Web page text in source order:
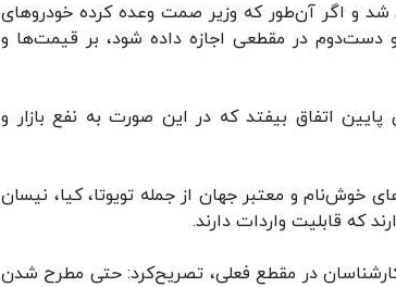
شد و اگر آن‌طور که وزیر صمت وعده کرده خودروهای
و دست‌دوم در مقطعی اجازه داده شود، بر قیمت‌ها و
اتفاق بیفتد که در این صورت به نفع بازار و
خوش‌نام و معتبر جهان از جمله تویوتا، کیا، نیسان
در مقطع فعلی، تصریح‌کرد: حتی مطرح شدن